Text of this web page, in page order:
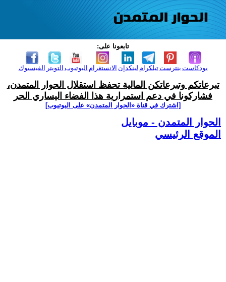
تابعونا على:
الفيسبوك التويتر اليوتيوب الانستغرام لينكدإن تيلكرامبنترست بودكاست
تبرعاتكم وتبرعاتكن المالية تحفظ استقلال الحوار المتمدن،
فشاركونا في دعم استمرارية هذا الفضاء اليساري الحر
[اشترك في قناة ‫«الحوار المتمدن» على اليوتيوب]
الحوار المتمدن - موبايل
الموقع الرئيسي